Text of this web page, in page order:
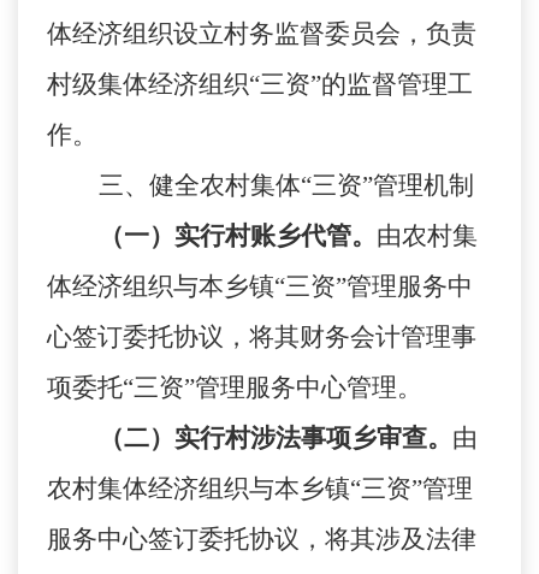
体经济组织设立村务监督委员会，负责
村级集体经济组织“三资”的监督管理工
作。
三、健全农村集体“三资”管理机制
（一）实行村账乡代管。 由农村集
体经济组织与本乡镇“三资”管理服务中
心签订委托协议，将其财务会计管理事
项委托“三资”管理服务中心管理。
（二）实行村涉法事项乡审查。 由
农村集体经济组织与本乡镇“三资”管理
服务中心签订委托协议，将其涉及法律